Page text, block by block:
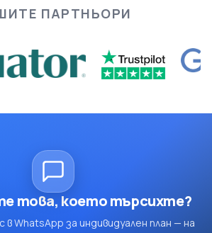
ПАРТНЬОРИ
това, което търсихте?
WhatsApp за индивидуален план — на